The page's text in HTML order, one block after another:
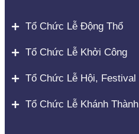
Tổ Chức Lễ Động Thổ
Tổ Chức Lễ Khởi Công
Tổ Chức Lễ Hội, Festival
Tổ Chức Lễ Khánh Thành